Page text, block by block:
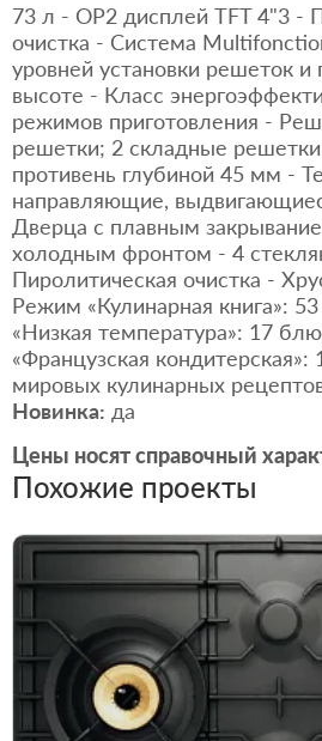
73 л - OP2 дисплей TFT 4"3 -
очистка - Система
уровней установки решеток и
высоте - Класс
режимов приготовления -
решетки; 2 складные
противень глубиной 45 мм -
направляющие,
Дверца с плавным
холодным фронтом - 4
Пиролитическая очистка -
Режим «Кулинарная книга»:
«Низкая температура»: 17
«Французская
мировых кулинарных
Новинка: да
Цены носят справочный
Похожие проекты